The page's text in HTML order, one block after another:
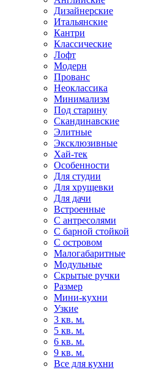
Дизайнерские
Итальянские
Кантри
Классические
Лофт
Модерн
Прованс
Неоклассика
Минимализм
Под старину
Скандинавские
Элитные
Эксклюзивные
Хай-тек
Особенности
Для студии
Для хрущевки
Для дачи
Встроенные
С антресолями
С барной стойкой
С островом
Малогабаритные
Модульные
Скрытые ручки
Размер
Мини-кухни
Узкие
3 кв. м.
5 кв. м.
6 кв. м.
9 кв. м.
Все для кухни